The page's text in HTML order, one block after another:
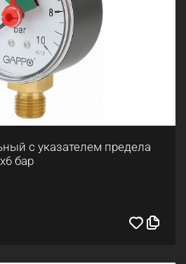
с указателем предела
бар